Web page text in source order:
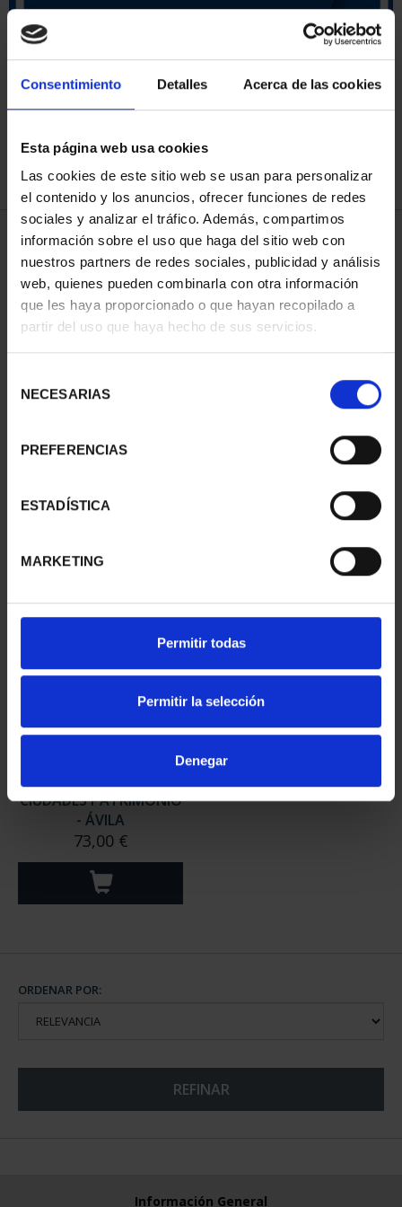
Consentimiento Detalles Acerca de las cookies
Esta página web usa cookies
Las cookies de este sitio web se usan para personalizar
el contenido y los anuncios, ofrecer funciones de redes
sociales y analizar el tráfico. Además, compartimos
información sobre el uso que haga del sitio web con
nuestros partners de redes sociales, publicidad y análisis
web, quienes pueden combinarla con otra información
que les haya proporcionado o que hayan recopilado a
partir del uso que haya hecho de sus servicios.
NECESARIAS
PREFERENCIAS
ESTADÍSTICA
MARKETING
Permitir todas
Permitir la selección
Denegar
ORDENAR POR:
3 Productos encontrados
II - SALAMANCA
73,00 €
III - SEGOVIA
CIUDADES PATRIMONIO
- ÁVILA
73,00 €
ORDENAR POR:
REFINAR
Información General